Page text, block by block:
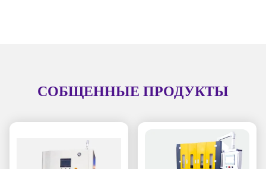
СОБЩЕННЫЕ ПРОДУКТЫ